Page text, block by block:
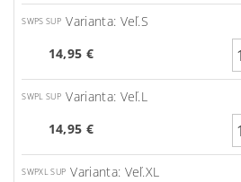
SWPS SUP Varianta: Veľ.S
14,95 €
SWPL SUP Varianta: Veľ.L
14,95 €
SWPXL SUP Varianta: Veľ.XL